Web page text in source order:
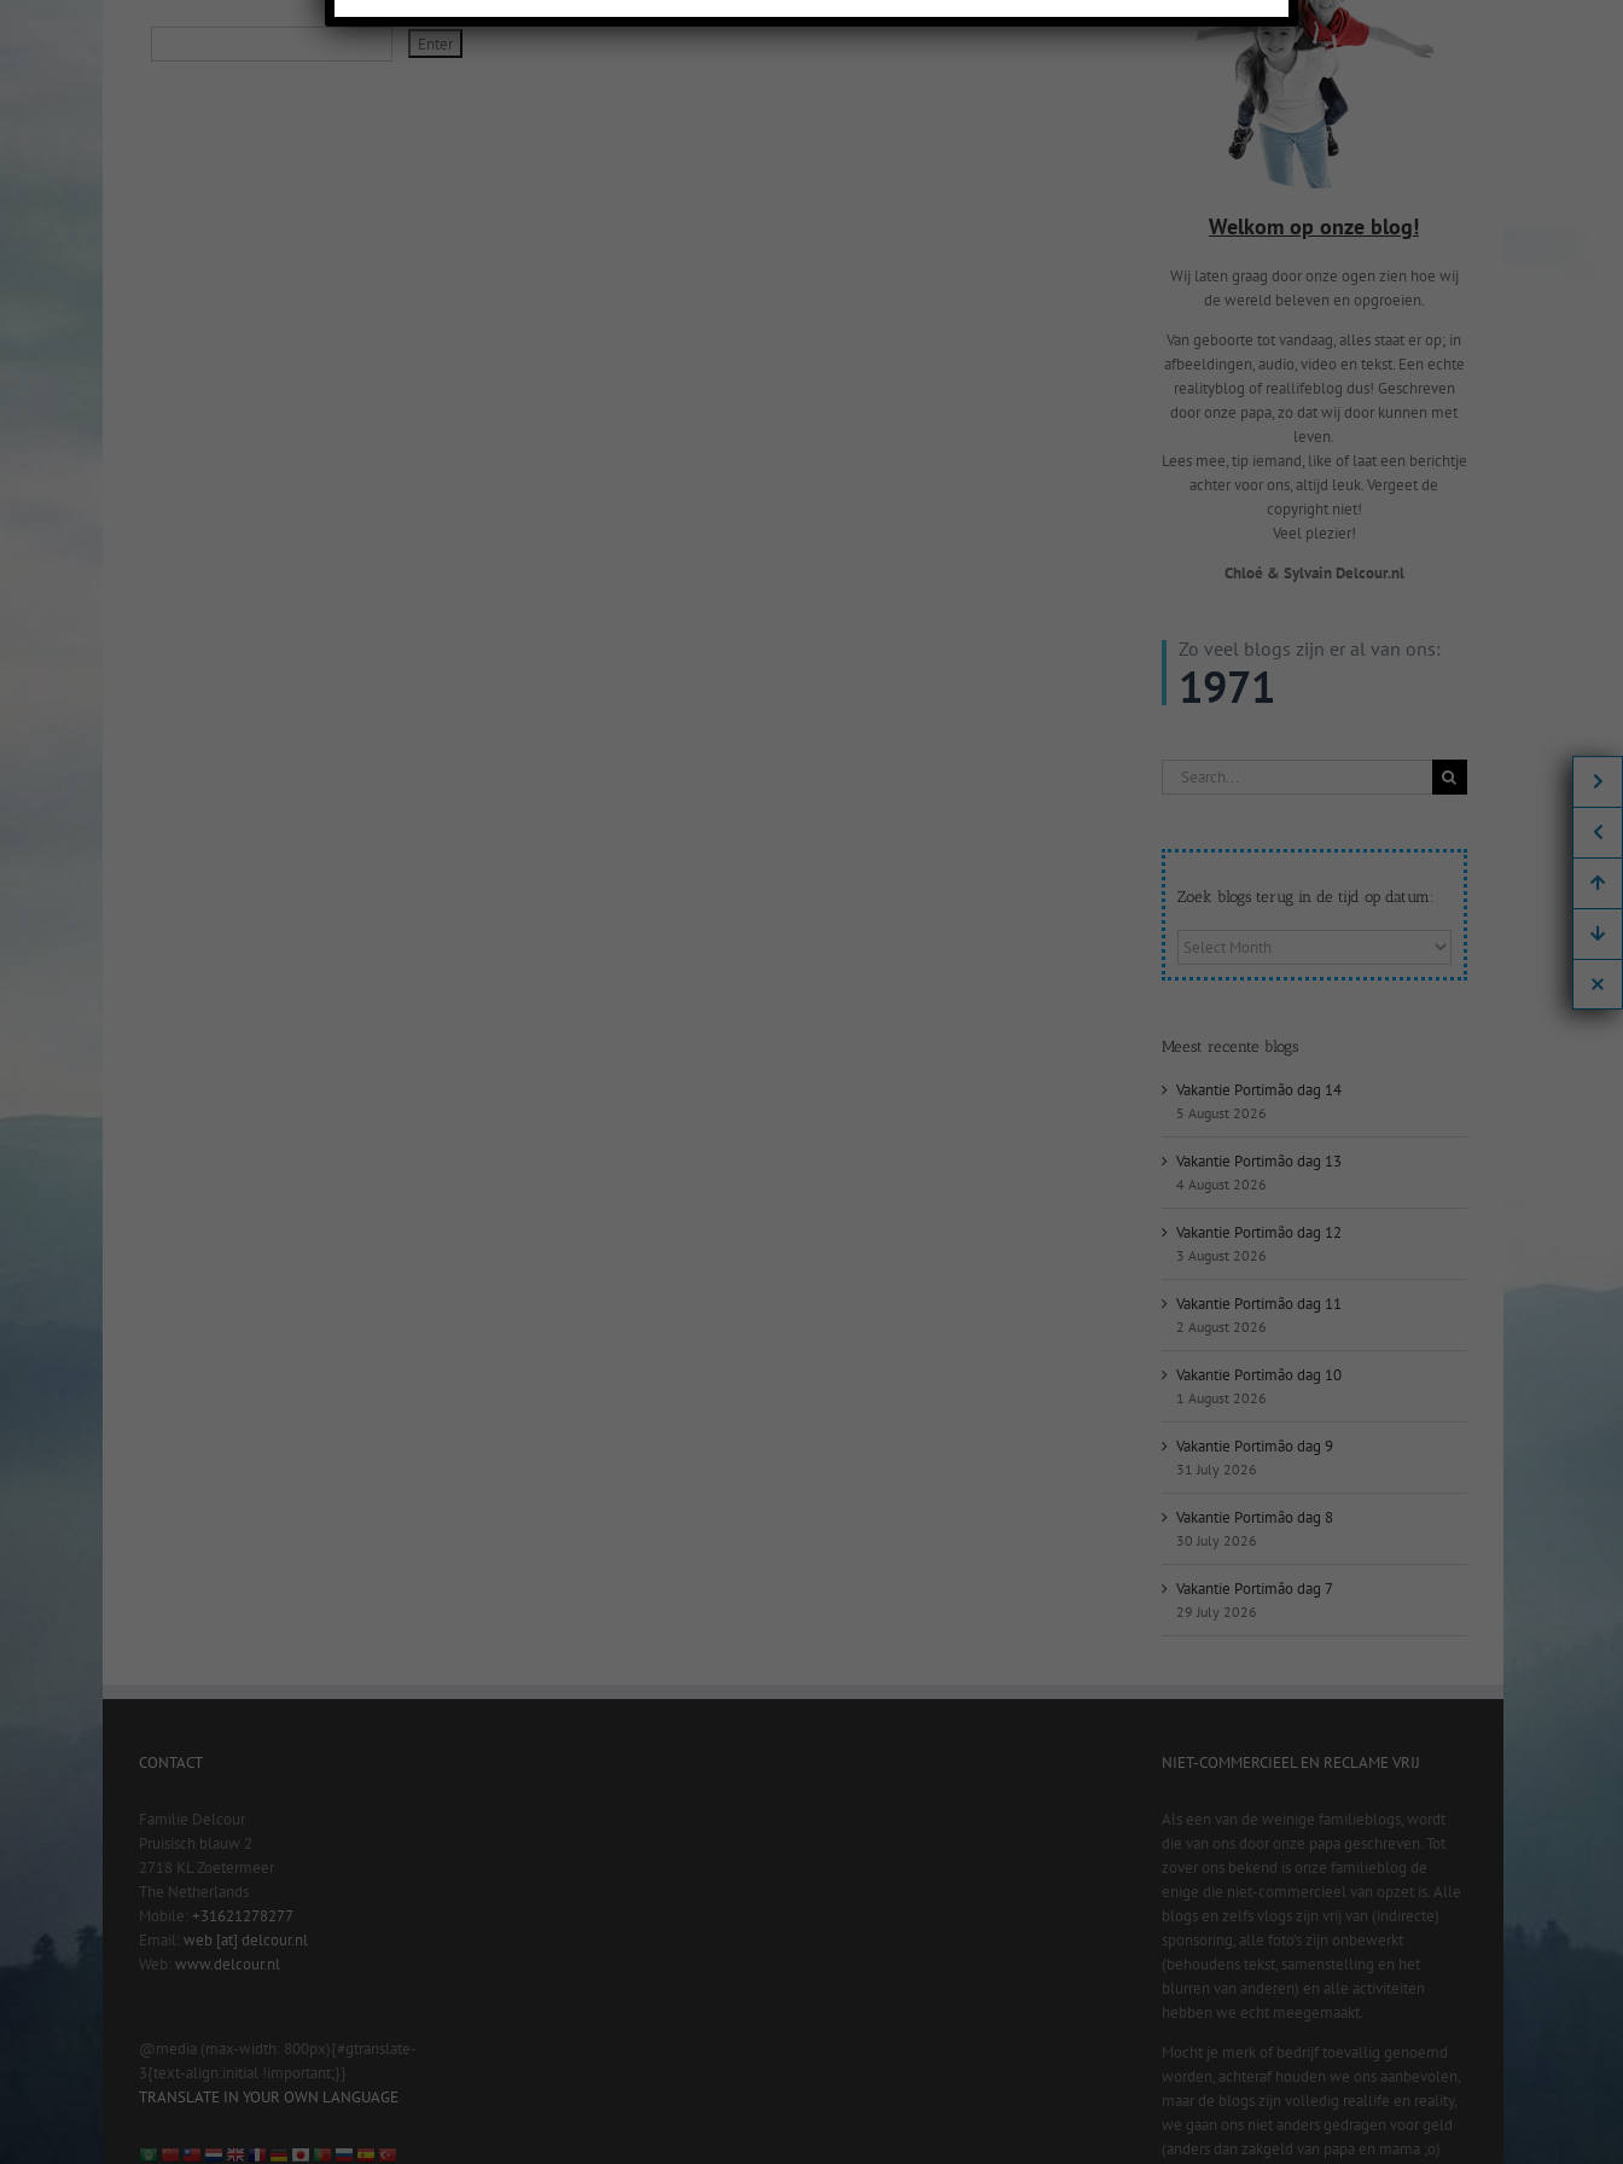
Welkom op onze blog!
Wij laten graag door onze ogen zien hoe wij
de wereld beleven en opgroeien.
Van geboorte tot vandaag, alles staat er op; in
afbeeldingen, audio, video en tekst. Een echte
realityblog of reallifeblog dus! Geschreven
door onze papa, zo dat wij door kunnen met
leven.
Lees mee, tip iemand, like of laat een berichtje
achter voor ons, altijd leuk. Vergeet de
copyright niet!
Veel plezier!
Chloé & Sylvain Delcour.nl
Zo veel blogs zijn er al van ons:
1971
Search
Zoek blogs terug in de tijd op datum:
Zoek
op
datum:
Meest recente blogs
Vakantie Portimão dag 14
5 August 2026
Vakantie Portimão dag 13
4 August 2026
Vakantie Portimão dag 12
3 August 2026
Vakantie Portimão dag 11
2 August 2026
Vakantie Portimão dag 10
1 August 2026
Vakantie Portimão dag 9
31 July 2026
Vakantie Portimão dag 8
30 July 2026
Vakantie Portimão dag 7
29 July 2026
CONTACT
Familie Delcour
Pruisisch blauw 2
2718 KL Zoetermeer
The Netherlands
Mobile: +31621278277
Email: web [at] delcour.nl
Web: www.delcour.nl
@media (max-width: 800px){#gtranslate-
3{text-align:initial !important;}}
TRANSLATE IN YOUR OWN LANGUAGE
NIET-COMMERCIEEL EN RECLAME VRIJ
Als een van de weinige familieblogs, wordt
die van ons door onze papa geschreven. Tot
zover ons bekend is onze familieblog de
enige die niet-commercieel van opzet is. Alle
blogs en zelfs vlogs zijn vrij van (indirecte)
sponsoring, alle foto’s zijn onbewerkt
(behoudens tekst, samenstelling en het
blurren van anderen) en alle activiteiten
hebben we echt meegemaakt.
Mocht je merk of bedrijf toevallig genoemd
worden, achteraf houden we ons aanbevolen,
maar de blogs zijn volledig reallife en reality,
we gaan ons niet anders gedragen voor geld
(anders dan zakgeld van papa en mama ;o)